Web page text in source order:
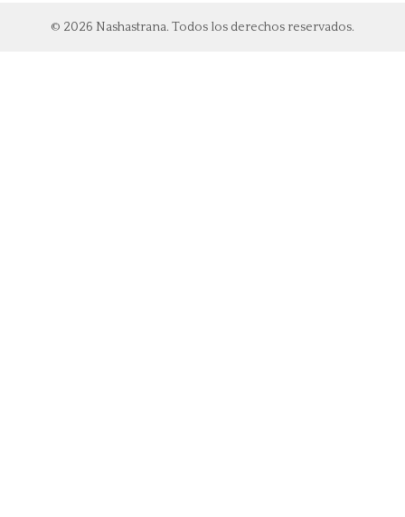
© 2026 Nashastrana. Todos los derechos reservados.